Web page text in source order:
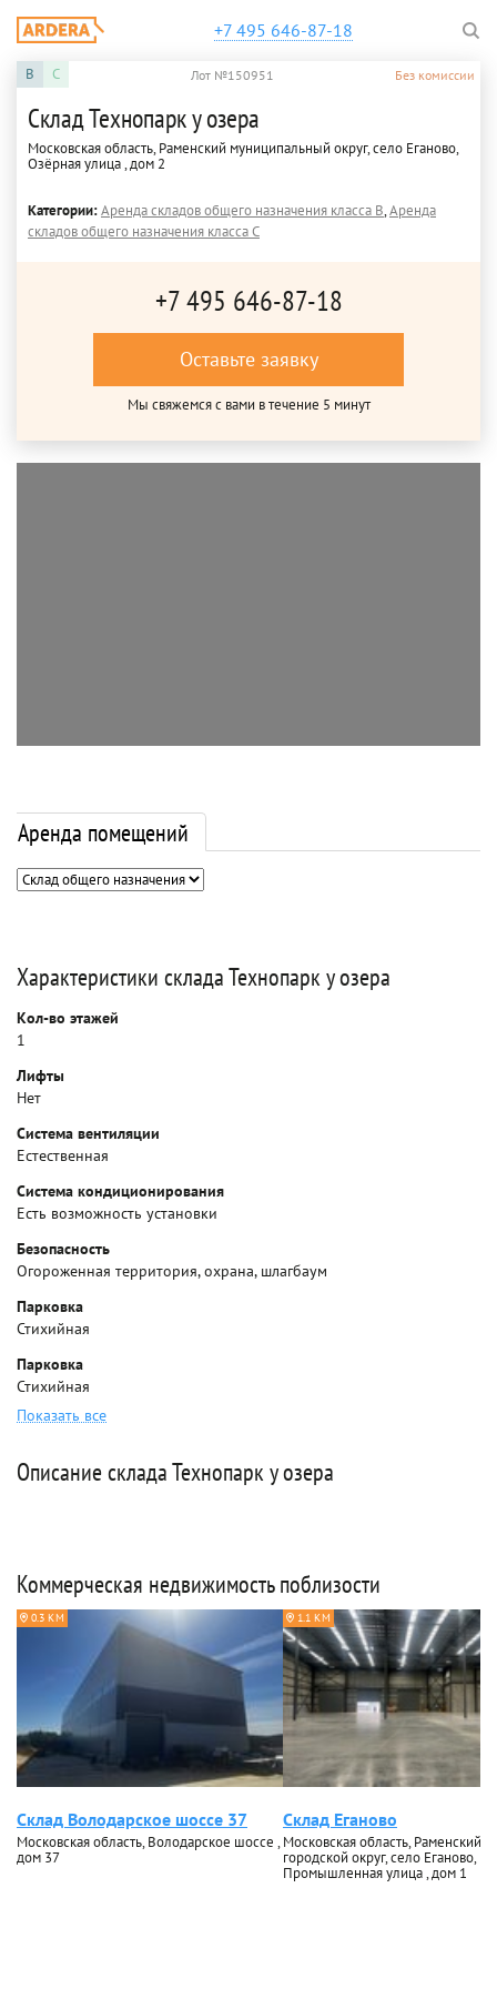
+7 495 646-87-18
B C Лот №150951 Без комиссии
Склад Технопарк у озера
Московская область, Раменский муниципальный округ, село Еганово,
Озёрная улица , дом 2
Категории:Аренда складов общего назначения класса B,Аренда
складов общего назначения класса C
+7 495 646-87-18
Оставьте заявку
Мы свяжемся с вами в течение 5 минут
Аренда помещений
Характеристики склада Технопарк у озера
Кол-во этажей
1
Лифты
Нет
Система вентиляции
Естественная
Система кондиционирования
Есть возможность установки
Безопасность
Огороженная территория, охрана, шлагбаум
Парковка
Стихийная
Парковка
Стихийная
Показать все
Описание склада Технопарк у озера
Коммерческая недвижимость поблизости
0.3 КМ
Склад Володарское шоссе 37
Московская область, Володарское шоссе ,
дом 37
1.1 КМ
Склад Еганово
Московская область, Раменский
городской округ, село Еганово,
Промышленная улица , дом 1